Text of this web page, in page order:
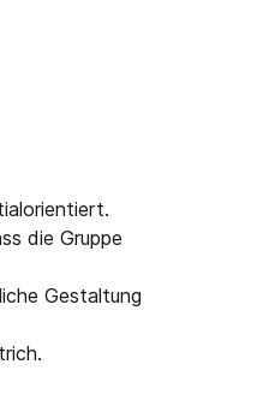
die Gruppe
Gestaltung